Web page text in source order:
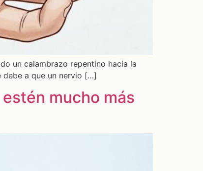
un calambrazo repentino hacia la
debe a que un nervio […]
mucho más